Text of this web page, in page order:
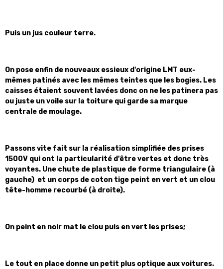
Puis un jus couleur terre.
On pose enfin de nouveaux essieux d'origine LMT eux-
mêmes patinés avec les mêmes teintes que les bogies. Les
caisses étaient souvent lavées donc on ne les patinera pas
ou juste un voile sur la toiture qui garde sa marque
centrale de moulage.
Passons vite fait sur la réalisation simplifiée des prises
1500V qui ont la particularité d'être vertes et donc très
voyantes. Une chute de plastique de forme triangulaire (à
gauche) et un corps de coton tige peint en vert et un clou
tête-homme recourbé (à droite).
On peint en noir mat le clou puis en vert les prises;
Le tout en place donne un petit plus optique aux voitures.